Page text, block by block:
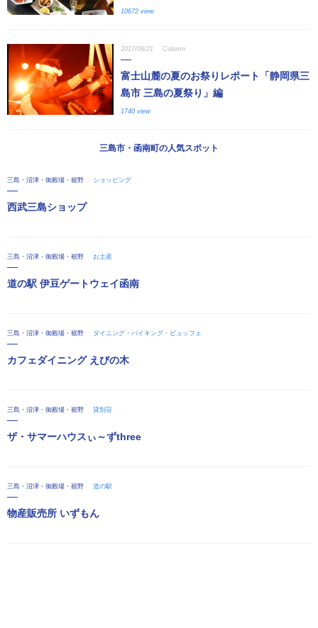
10672 view
2017/06/21 Column
富士山麓の夏のお祭りレポート「静岡県三
島市 三島の夏祭り」編
1740 view
三島市・函南町の人気スポット
三島・沼津・御殿場・裾野 ショッピング
西武三島ショップ
三島・沼津・御殿場・裾野 お土産
道の駅 伊豆ゲートウェイ函南
三島・沼津・御殿場・裾野 ダイニング・バイキング・ビュッフェ
カフェダイニング えびの木
三島・沼津・御殿場・裾野 貸別荘
ザ・サマーハウスぃ～ずthree
三島・沼津・御殿場・裾野 道の駅
物産販売所 いずもん